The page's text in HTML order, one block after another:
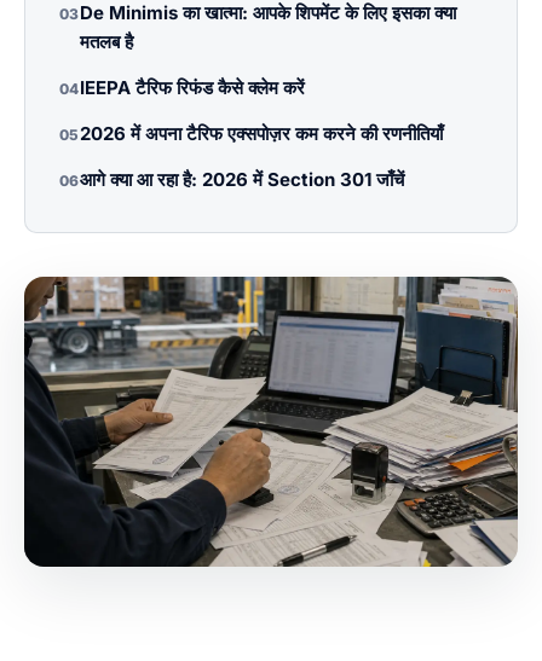
03De Minimis का खात्मा: आपके शिपमेंट के लिए इसका क्या
मतलब है
04IEEPA टैरिफ रिफंड कैसे क्लेम करें
05 2026 में अपना टैरिफ एक्सपोज़र कम करने की रणनीतियाँ
06आगे क्या आ रहा है: 2026 में Section 301 जाँचें